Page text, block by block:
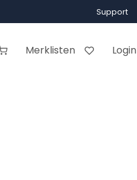
Support
Merklisten Login